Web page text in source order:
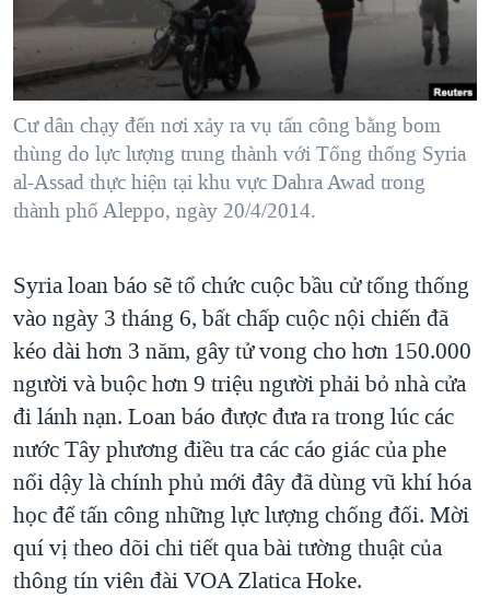
"Tìm"NGƯỜI VIỆT HẢI NGOẠI
ĐỜI SỐNG
KINH TẾ
KHOA HỌC
SỨC KHOẺ
VĂN HOÁ
GIÁO DỤC
HÀNH TRÌNH BẦU CỬ 2024
MỘT NĂM CHIẾN TRANH TẠI DẢI GAZA
GIẢI MÃ VÀNH ĐAI & CON ĐƯỜNG
NGÀY TỊ NẠN THẾ GIỚI
TRỊNH VĨNH BÌNH - NGƯỜI HẠ 'BÊN THẮNG CUỘC'
CHI PHÍ CHIẾN TRANH AFGHANISTAN
CÁC GIÁ TRỊ CỘNG HÒA Ở VIỆT NAM
THƯỢNG ĐỈNH TRUMP-KIM TẠI VIỆT NAM
TRỊNH VĨNH BÌNH VS. CHÍNH PHỦ VIỆT NAM
NGƯ DÂN VIỆT VÀ LÀN SÓNG TRỘM HẢI SÂM
BÊN KIA QUỐC LỘ: TIẾNG VỌNG TỪ NÔNG THÔN MỸ
QUAN HỆ VIỆT MỸ
VIDEO
NGHE
MẠNG XÃ HỘI
Ngôn ngữ khác
Cư dân chạy đến nơi xảy ra vụ tấn công bằng bom
thùng do lực lượng trung thành với Tổng thống Syria
al-Assad thực hiện tại khu vực Dahra Awad trong
thành phố Aleppo, ngày 20/4/2014.
Syria loan báo sẽ tổ chức cuộc bầu cử tổng thống
vào ngày 3 tháng 6, bất chấp cuộc nội chiến đã
kéo dài hơn 3 năm, gây tử vong cho hơn 150.000
người và buộc hơn 9 triệu người phải bỏ nhà cửa
đi lánh nạn. Loan báo được đưa ra trong lúc các
nước Tây phương điều tra các cáo giác của phe
nổi dậy là chính phủ mới đây đã dùng vũ khí hóa
học để tấn công những lực lượng chống đối. Mời
quí vị theo dõi chi tiết qua bài tường thuật của
thông tín viên đài VOA Zlatica Hoke.